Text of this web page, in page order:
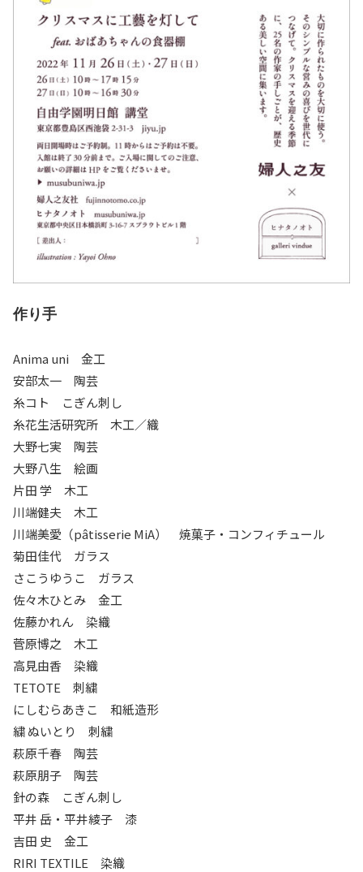
作り手
Anima uni 金工
安部太一 陶芸
糸コト こぎん刺し
糸花生活研究所 木工／織
大野七実 陶芸
大野八生 絵画
片田 学 木工
川端健夫 木工
川端美愛（pâtisserie MiA） 焼菓子・コンフィチュール
菊田佳代 ガラス
さこうゆうこ ガラス
佐々木ひとみ 金工
佐藤かれん 染織
菅原博之 木工
高見由香 染織
TETOTE 刺繍
にしむらあきこ 和紙造形
繍 ぬいとり 刺繍
萩原千春 陶芸
萩原朋子 陶芸
針の森 こぎん刺し
平井 岳・平井綾子 漆
吉田 史 金工
RIRI TEXTILE 染織